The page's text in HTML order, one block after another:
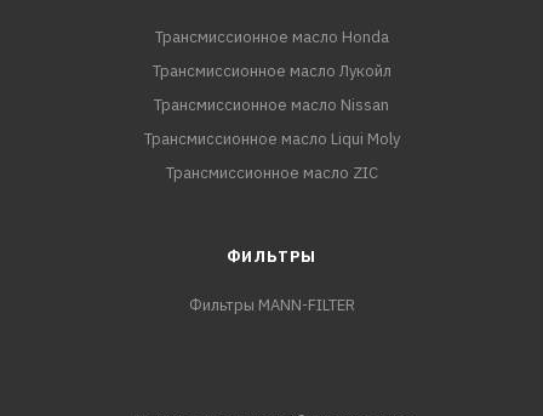
Трансмиссионное масло Honda
Трансмиссионное масло Лукойл
Трансмиссионное масло Nissan
Трансмиссионное масло Liqui Moly
Трансмиссионное масло ZIC
ФИЛЬТРЫ
Фильтры MANN-FILTER